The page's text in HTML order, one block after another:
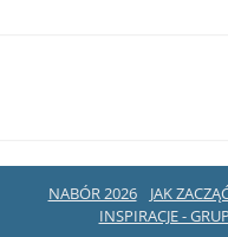
NABÓR 2026 JAK
INSPIRACJE -